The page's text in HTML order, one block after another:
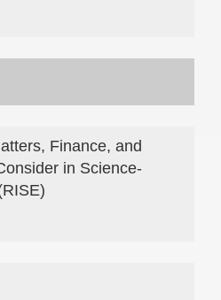
Finance, and
in Science-